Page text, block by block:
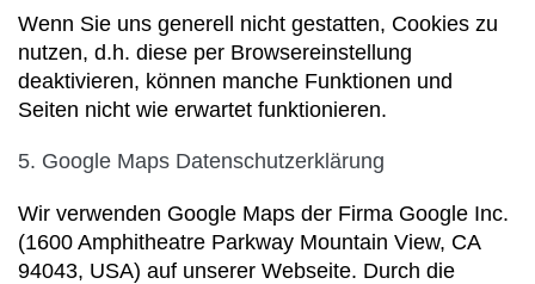
Wenn Sie uns generell nicht gestatten, Cookies zu
nutzen, d.h. diese per Browsereinstellung
deaktivieren, können manche Funktionen und
Seiten nicht wie erwartet funktionieren.
5. Google Maps Datenschutzerklärung
Wir verwenden Google Maps der Firma Google Inc.
(1600 Amphitheatre Parkway Mountain View, CA
94043, USA) auf unserer Webseite. Durch die